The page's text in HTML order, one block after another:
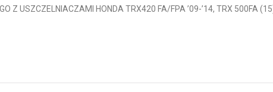
USZCZELNIACZAMI HONDA TRX420 FA/FPA ’09-’14, TRX 500FA